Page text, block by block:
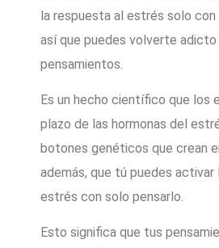
la respuesta al estrés solo con
así que puedes volverte
pensamientos.
Es un hecho científico que los
plazo de las hormonas del
botones genéticos que crean
además, que tú puedes activar
estrés con solo pensarlo.
Esto significa que tus